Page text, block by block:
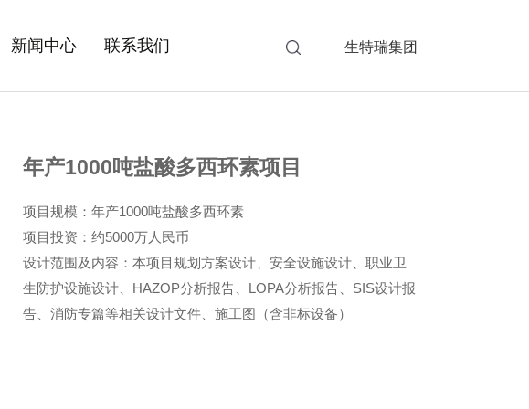
新闻中心 联系我们 生特瑞集团
年产1000吨盐酸多西环素项目
项目规模：年产1000吨盐酸多西环素
项目投资：约5000万人民币
设计范围及内容：本项目规划方案设计、安全设施设计、职业卫
生防护设施设计、HAZOP分析报告、LOPA分析报告、SIS设计报
告、消防专篇等相关设计文件、施工图（含非标设备）